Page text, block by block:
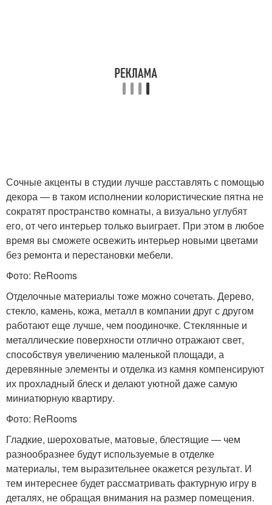
Сочные акценты в студии лучше расставлять с помощью
декора — в таком исполнении колористические пятна не
сократят пространство комнаты, а визуально углубят
его, от чего интерьер только выиграет. При этом в любое
время вы сможете освежить интерьер новыми цветами
без ремонта и перестановки мебели.
Фото: ReRooms
Отделочные материалы тоже можно сочетать. Дерево,
стекло, камень, кожа, металл в компании друг с другом
работают еще лучше, чем поодиночке. Стеклянные и
металлические поверхности отлично отражают свет,
способствуя увеличению маленькой площади, а
деревянные элементы и отделка из камня компенсируют
их прохладный блеск и делают уютной даже самую
миниатюрную квартиру.
Фото: ReRooms
Гладкие, шероховатые, матовые, блестящие — чем
разнообразнее будут используемые в отделке
материалы, тем выразительнее окажется результат. И
тем интереснее будет рассматривать фактурную игру в
деталях, не обращая внимания на размер помещения.